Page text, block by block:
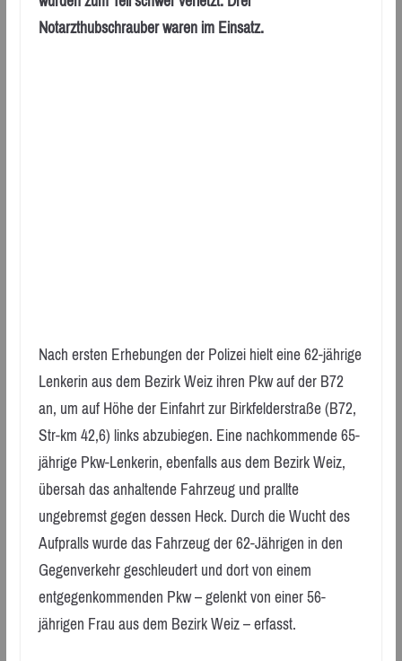
Notarzthubschrauber waren im Einsatz.
Nach ersten Erhebungen der Polizei hielt eine 62-jährige
Lenkerin aus dem Bezirk Weiz ihren Pkw auf der B72
an, um auf Höhe der Einfahrt zur Birkfelderstraße (B72,
Str-km 42,6) links abzubiegen. Eine nachkommende 65-
jährige Pkw-Lenkerin, ebenfalls aus dem Bezirk Weiz,
übersah das anhaltende Fahrzeug und prallte
ungebremst gegen dessen Heck. Durch die Wucht des
Aufpralls wurde das Fahrzeug der 62-Jährigen in den
Gegenverkehr geschleudert und dort von einem
entgegenkommenden Pkw – gelenkt von einer 56-
jährigen Frau aus dem Bezirk Weiz – erfasst.